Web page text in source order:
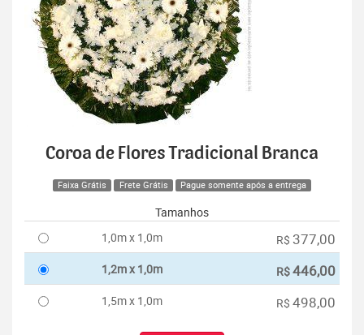
Coroa de Flores Tradicional Branca
Faixa Grátis Frete Grátis Pague somente após a entrega
Tamanhos
1,0m x 1,0m
R$ 377,00
1,2m x 1,0m R$446,00
1,5m x 1,0m R$ 498,00